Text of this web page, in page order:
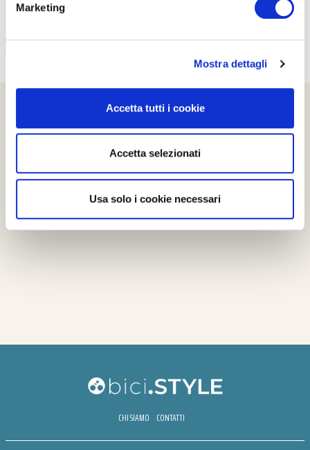
Marketing
Mostra dettagli
Accetta tutti i cookie
Accetta selezionati
Usa solo i cookie necessari
CHI SIAMO CONTATTI